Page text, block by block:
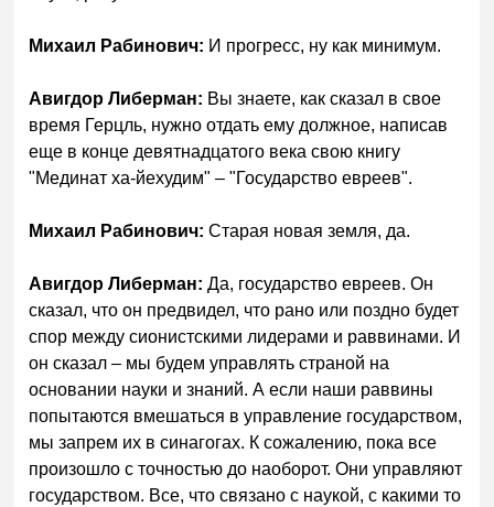
Михаил Рабинович: И прогресс, ну как минимум.
Авигдор Либерман: Вы знаете, как сказал в свое
время Герцль, нужно отдать ему должное, написав
еще в конце девятнадцатого века свою книгу
"Мединат ха-йехудим" – "Государство евреев".
Михаил Рабинович:Старая новая земля, да.
Авигдор Либерман:Да, государство евреев. Он
сказал, что он предвидел, что рано или поздно будет
спор между сионистскими лидерами и раввинами. И
он сказал – мы будем управлять страной на
основании науки и знаний. А если наши раввины
попытаются вмешаться в управление государством,
мы запрем их в синагогах. К сожалению, пока все
произошло с точностью до наоборот. Они управляют
государством. Все, что связано с наукой, с какими то